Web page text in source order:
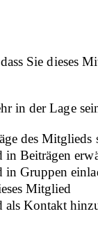
Sie dieses
in der Lage
des Mitglieds
in Beiträgen
in Gruppen
Mitglied
als Kontakt